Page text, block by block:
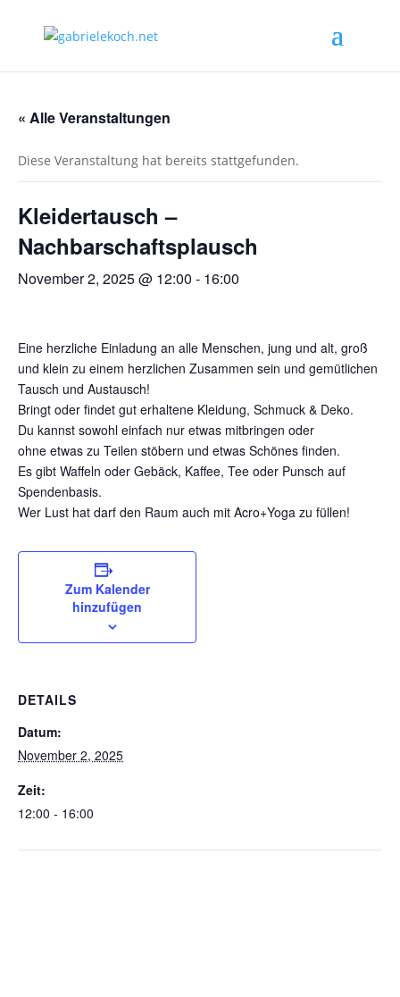
« Alle Veranstaltungen
Diese Veranstaltung hat bereits stattgefunden.
Kleidertausch –
Nachbarschaftsplausch
November 2, 2025 @ 12:00 - 16:00
Eine herzliche Einladung an alle Menschen, jung und alt, groß
und klein zu einem herzlichen Zusammen sein und gemütlichen
Tausch und Austausch!
Bringt oder findet gut erhaltene Kleidung, Schmuck & Deko.
Du kannst sowohl einfach nur etwas mitbringen oder
ohne etwas zu Teilen stöbern und etwas Schönes finden.
Es gibt Waffeln oder Gebäck, Kaffee, Tee oder Punsch auf
Spendenbasis.
Wer Lust hat darf den Raum auch mit Acro+Yoga zu füllen!
Zum Kalender
hinzufügen
DETAILS
Datum:
November 2, 2025
Zeit:
12:00 - 16:00